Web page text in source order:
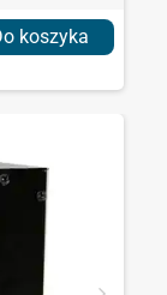
koszyka